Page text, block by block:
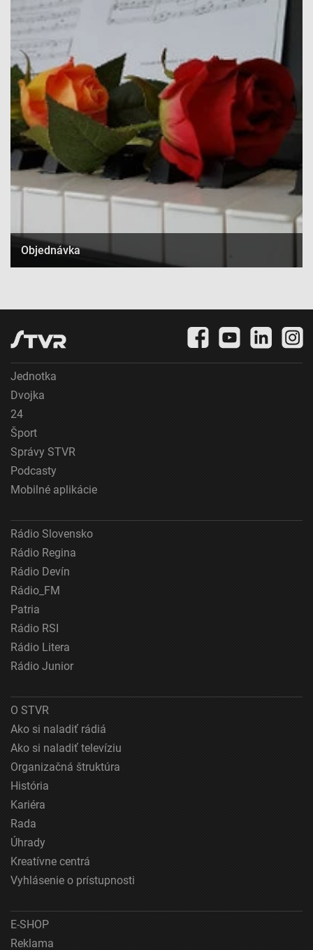
Objednávka
Jednotka
Dvojka
24
Šport
Správy STVR
Podcasty
Mobilné aplikácie
Rádio Slovensko
Rádio Regina
Rádio Devín
Rádio_FM
Patria
Rádio RSI
Rádio Litera
Rádio Junior
O STVR
Ako si naladiť rádiá
Ako si naladiť televíziu
Organizačná štruktúra
História
Kariéra
Rada
Úhrady
Kreatívne centrá
Vyhlásenie o prístupnosti
E-SHOP
Reklama